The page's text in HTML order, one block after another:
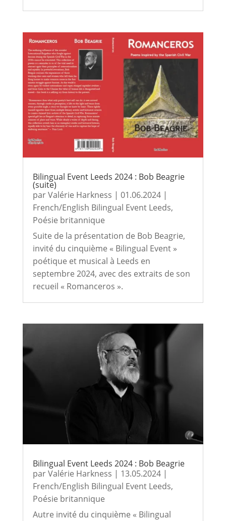
Bilingual Event Leeds 2024 : Bob Beagrie
(suite)
parValérie Harkness | 01.06.2024|
French/English Bilingual Event Leeds,
Poésie britannique
Suite de la présentation de Bob Beagrie,
invité du cinquième « Bilingual Event »
poétique et musical à Leeds en
septembre 2024, avec des extraits de son
recueil « Romanceros ».
Bilingual Event Leeds 2024 : Bob Beagrie
parValérie Harkness | 13.05.2024|
French/English Bilingual Event Leeds,
Poésie britannique
Autre invité du cinquième « Bilingual